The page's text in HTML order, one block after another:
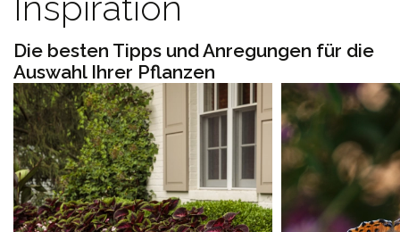
Die besten Tipps und Anregungen für die
Auswahl Ihrer Pflanzen